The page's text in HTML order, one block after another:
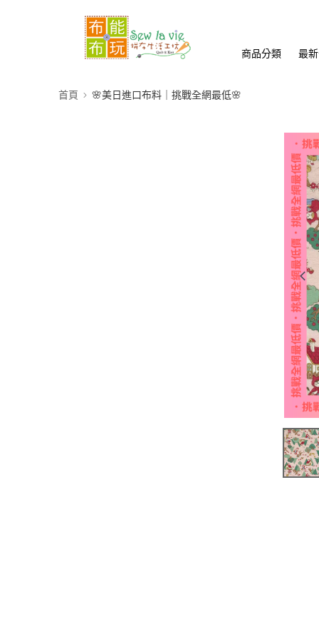
商品分類 最
首頁 🌸美日進口布料｜挑戰全網最低🌸